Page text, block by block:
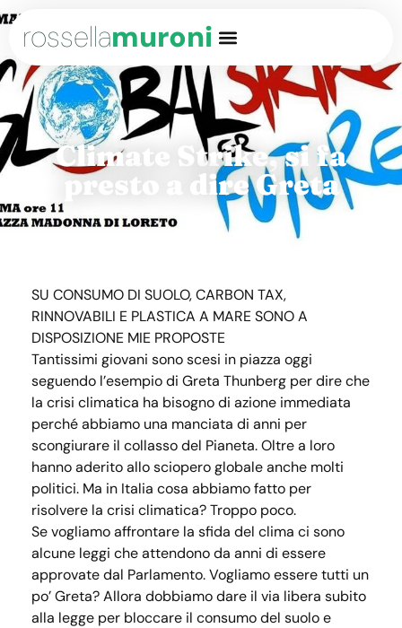
rossellamuroni
Climate Strike, si fa
presto a dire Greta
SU CONSUMO DI SUOLO, CARBON TAX,
RINNOVABILI E PLASTICA A MARE SONO A
DISPOSIZIONE MIE PROPOSTE
Tantissimi giovani sono scesi in piazza oggi
seguendo l’esempio di Greta Thunberg per dire che
la crisi climatica ha bisogno di azione immediata
perché abbiamo una manciata di anni per
scongiurare il collasso del Pianeta. Oltre a loro
hanno aderito allo sciopero globale anche molti
politici. Ma in Italia cosa abbiamo fatto per
risolvere la crisi climatica? Troppo poco.
Se vogliamo affrontare la sfida del clima ci sono
alcune leggi che attendono da anni di essere
approvate dal Parlamento. Vogliamo essere tutti un
po’ Greta? Allora dobbiamo dare il via libera subito
alla legge per bloccare il consumo del suolo e